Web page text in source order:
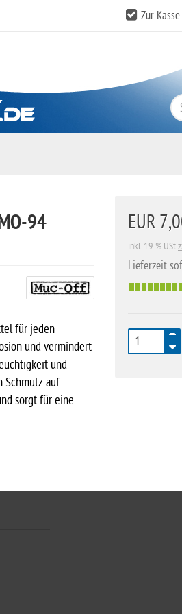
Zur Kasse
EUR
inkl. 19 % USt
Lieferzeit
94
für jeden
und vermindert
und
Schmutz auf
sorgt für eine